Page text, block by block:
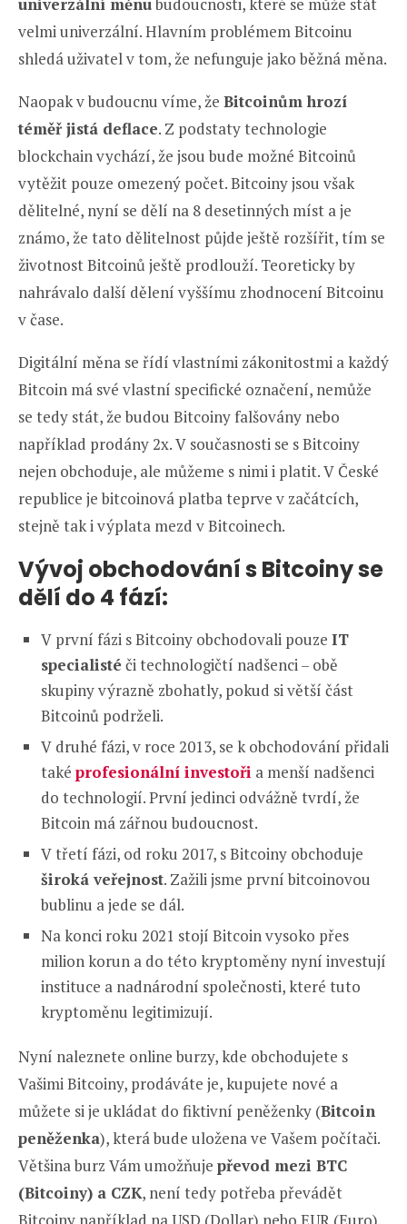
velmi univerzální. Hlavním problémem Bitcoinu
shledá uživatel v tom, že nefunguje jako běžná měna.
Naopak v budoucnu víme, že Bitcoinům hrozí
téměř jistá deflace. Z podstaty technologie
blockchain vychází, že jsou bude možné Bitcoinů
vytěžit pouze omezený počet. Bitcoiny jsou však
dělitelné, nyní se dělí na 8 desetinných míst a je
známo, že tato dělitelnost půjde ještě rozšířit, tím se
životnost Bitcoinů ještě prodlouží. Teoreticky by
nahrávalo další dělení vyššímu zhodnocení Bitcoinu
v čase.
Digitální měna se řídí vlastními zákonitostmi a každý
Bitcoin má své vlastní specifické označení, nemůže
se tedy stát, že budou Bitcoiny falšovány nebo
například prodány 2x. V současnosti se s Bitcoiny
nejen obchoduje, ale můžeme s nimi i platit. V České
republice je bitcoinová platba teprve v začátcích,
stejně tak i výplata mezd v Bitcoinech.
Vývoj obchodování s Bitcoiny se
dělí do 4 fází:
V první fázi s Bitcoiny obchodovali pouze IT
specialisté či technologičtí nadšenci – obě
skupiny výrazně zbohatly, pokud si větší část
Bitcoinů podrželi.
V druhé fázi, v roce 2013, se k obchodování přidali
také profesionální investoři a menší nadšenci
do technologií. První jedinci odvážně tvrdí, že
Bitcoin má zářnou budoucnost.
V třetí fázi, od roku 2017, s Bitcoiny obchoduje
široká veřejnost. Zažili jsme první bitcoinovou
bublinu a jede se dál.
Na konci roku 2021 stojí Bitcoin vysoko přes
milion korun a do této kryptoměny nyní investují
instituce a nadnárodní společnosti, které tuto
kryptoměnu legitimizují.
Nyní naleznete online burzy, kde obchodujete s
Vašimi Bitcoiny, prodáváte je, kupujete nové a
můžete si je ukládat do fiktivní peněženky (Bitcoin
peněženka), která bude uložena ve Vašem počítači.
Většina burz Vám umožňuje převod mezi BTC
(Bitcoiny) a CZK, není tedy potřeba převádět